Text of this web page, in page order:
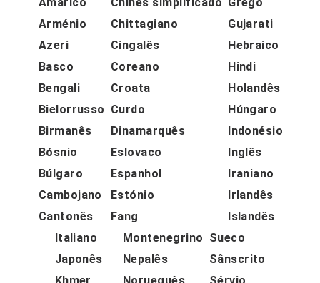
Arménio
Azeri
Basco
Bengali
Bielorrusso
Birmanês
Bósnio
Búlgaro
Cambojano
Cantonês
Chittagiano
Cingalês
Coreano
Croata
Curdo
Dinamarquês
Eslovaco
Espanhol
Estónio
Fang
Gujarati
Hebraico
Hindi
Holandês
Húngaro
Indonésio
Inglês
Iraniano
Irlandês
Islandês
Italiano
Japonês
Montenegrino
Nepalês
Sueco
Sânscrito